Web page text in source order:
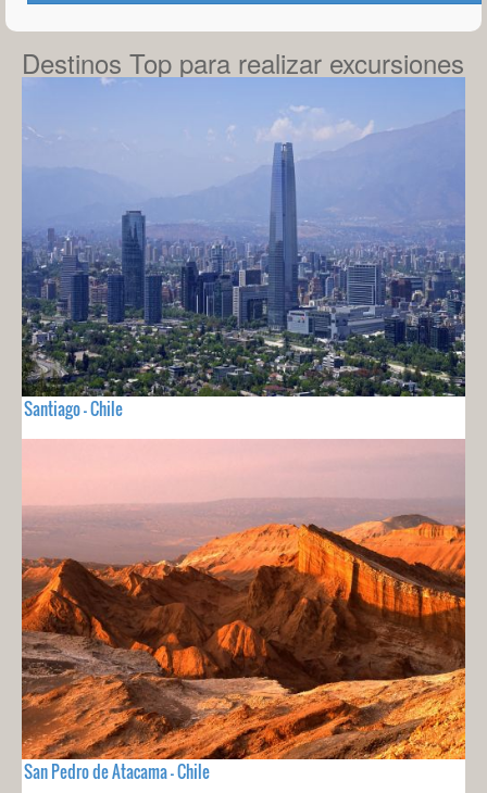
Destinos Top para realizar excursiones
Santiago - Chile
San Pedro de Atacama - Chile